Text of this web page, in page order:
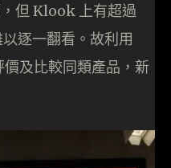
但 Klook 上有超過
逐一翻看。故利用
及比較同類產品，新